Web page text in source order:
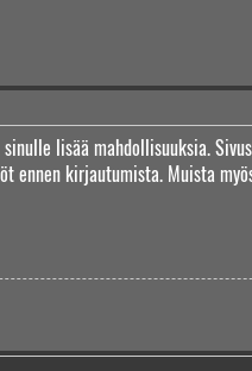
lisää mahdollisuuksia.
ennen kirjautumista. Muista